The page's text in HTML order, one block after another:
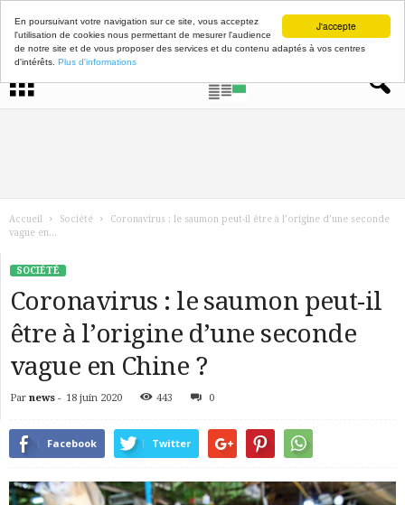
J'accepte
En poursuivant votre navigation sur ce site, vous acceptez
l'utilisation de cookies nous permettant de mesurer l'audience
de notre site et de vous proposer des services et du contenu adaptés à vos centres
d'intérêts. Plus d'informations
Accueil Société
Coronavirus : le saumon peut-il être à l’origine d’une seconde
vague en...
SOCIÉTÉ
Coronavirus : le saumon peut-il
être à l’origine d’une seconde
vague en Chine ?
Par news - 18 juin 2020 443 0
Facebook Twitter